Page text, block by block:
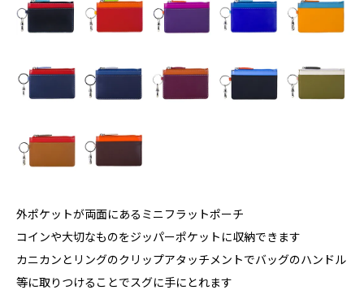
外ポケットが両面にあるミニフラットポーチ
コインや大切なものをジッパーポケットに収納できます
カニカンとリングのクリップアタッチメントでバッグのハンドル
等に取りつけることでスグに手にとれます